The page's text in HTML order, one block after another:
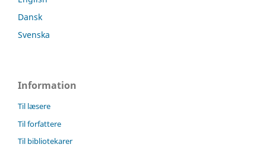
Dansk
Svenska
Information
Til læsere
Til forfattere
Til bibliotekarer